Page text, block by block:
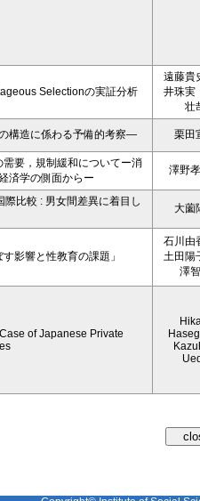
Selectionの実証分析
遠藤貴
井珠実
壮
構造に係わる予備的考察― 栗田
要，規制緩和についてー消
済学の側面からー
澤野
比較 : 男女間差異に着目し
大薗
影響と性教育の課題」
石川由
土田陽
澤
of Japanese Private